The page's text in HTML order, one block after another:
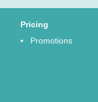
Pricing
Promotions